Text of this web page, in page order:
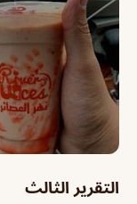
التقرير الثالث